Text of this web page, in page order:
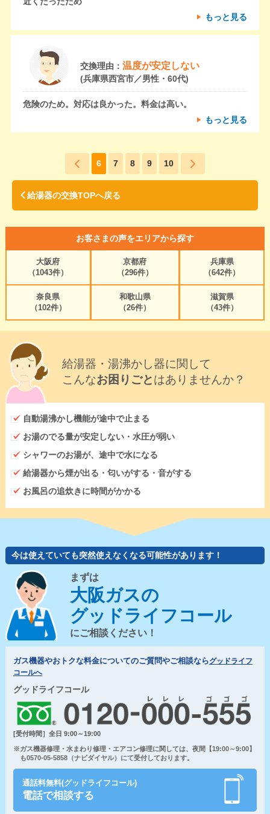
もっと見る
交換理由： 温度が安定しない
(兵庫県西宮市／男性・60代)
危険のため。対応は良かった。料金は高い。
もっと見る
6 7 8 9 10
給湯器の交換TOPへ戻る
お客さまの声をエリアから探す
大阪府
（1043件）
京都府
（296件）
兵庫県
（642件）
奈良県
（102件）
和歌山県
（26件）
滋賀県
（43件）
給湯器・湯沸かし器に関して
こんなお困りごとはありませんか？
自動湯沸かし機能が途中で止まる
お湯のでる量が安定しない・水圧が弱い
シャワーのお湯が、途中で水になる
給湯器から煙が出る・匂いがする・音がする
お風呂の追炊きに時間がかかる
今は使えていても突然使えなくなる可能性があります！
まずは
大阪ガスの
グッドライフコール
にご相談ください！
ガス機器やおトクな料金についてのご質問やご相談ならグッドライフ
コールへ
グッドライフコール
[受付時間］全日 9:00～19:00
※ガス機器修理・水まわり修理・エアコン修理に関しては、夜間【19:00～9:00】
も0570-05-5858（ナビダイヤル）にて受付しております。
通話料無料(グッドライフコール)
電話で相談する